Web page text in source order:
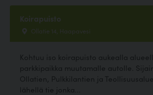
Koirapuisto
Ollatie 14, Haapavesi
Kohtuu iso koirapuisto aukealla
parkkipaikka muutamalle autolle.
Ollatien, Pulkkilantien ja
lähellä tie jonka...